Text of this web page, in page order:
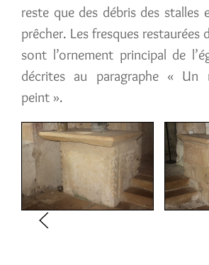
reste que des débris des stalles
prêcher. Les fresques
sont l’ornement principal de
décrites au paragraphe « Un
peint ».